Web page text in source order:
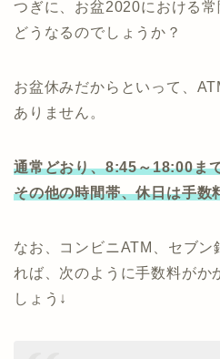
つぎに、お盆2020における常
どうなるのでしょうか？
お盆休みだからといって、
ありません。
通常どおり、8:45～18:00ま
その他の時間帯、休日は手数
なお、コンビニATM、セブン
れば、次のように手数料がか
しょう↓